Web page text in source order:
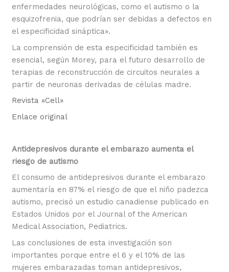
enfermedades neurológicas, como el autismo o la
esquizofrenia, que podrían ser debidas a defectos en
el especificidad sináptica».
La comprensión de esta especificidad también es
esencial, según Morey, para el futuro desarrollo de
terapias de reconstrucción de circuitos neurales a
partir de neuronas derivadas de células madre.
Revista «Cell»
Enlace original
Antidepresivos durante el embarazo aumenta el
riesgo de autismo
El consumo de antidepresivos durante el embarazo
aumentaría en 87% el riesgo de que el niño padezca
autismo, precisó un estudio canadiense publicado en
Estados Unidos por el Journal of the American
Medical Association, Pediatrics.
Las conclusiones de esta investigación son
importantes porque entre el 6 y el 10% de las
mujeres embarazadas toman antidepresivos,